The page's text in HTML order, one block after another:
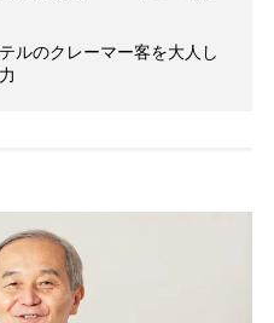
ルのクレーマー客を大人し